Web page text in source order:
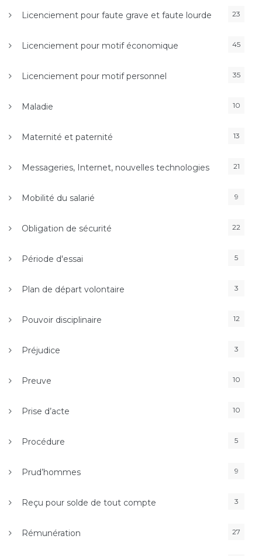
Licenciement pour faute grave et faute lourde 23
Licenciement pour motif économique 45
Licenciement pour motif personnel 35
Maladie 10
Maternité et paternité 13
Messageries, Internet, nouvelles technologies 21
Mobilité du salarié 9
Obligation de sécurité 22
Période d'essai 5
Plan de départ volontaire 3
Pouvoir disciplinaire 12
Préjudice 3
Preuve 10
Prise d’acte 10
Procédure 5
Prud’hommes 9
Reçu pour solde de tout compte 3
Rémunération 27